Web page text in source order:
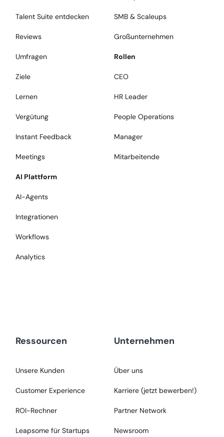
Talent Suite entdecken
Reviews
Umfragen
Ziele
Lernen
Vergütung
Instant Feedback
Meetings
AI Plattform
AI-Agents
Integrationen
Workflows
Analytics
SMB & Scaleups
Großunternehmen
Rollen
CEO
HR Leader
People Operations
Manager
Mitarbeitende
Ressourcen
Unsere Kunden
Customer Experience
ROI-Rechner
Leapsome für Startups
Unternehmen
Über uns
Karriere (jetzt bewerben!)
Partner Network
Newsroom